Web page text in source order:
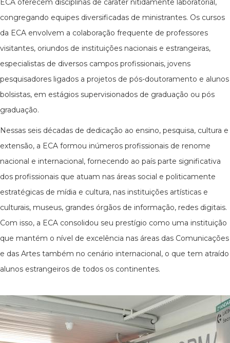
ECA oferecem disciplinas de caráter nitidamente laboratorial,
congregando equipes diversificadas de ministrantes. Os cursos
da ECA envolvem a colaboração frequente de professores
visitantes, oriundos de instituições nacionais e estrangeiras,
especialistas de diversos campos profissionais, jovens
pesquisadores ligados a projetos de pós-doutoramento e alunos
bolsistas, em estágios supervisionados de graduação ou pós
graduação.
Nessas seis décadas de dedicação ao ensino, pesquisa, cultura e
extensão, a ECA formou inúmeros profissionais de renome
nacional e internacional, fornecendo ao país parte significativa
dos profissionais que atuam nas áreas social e politicamente
estratégicas de mídia e cultura, nas instituições artísticas e
culturais, museus, grandes órgãos de informação, redes digitais.
Com isso, a ECA consolidou seu prestígio como uma instituição
que mantém o nível de excelência nas áreas das Comunicações
e das Artes também no cenário internacional, o que tem atraído
alunos estrangeiros de todos os continentes.